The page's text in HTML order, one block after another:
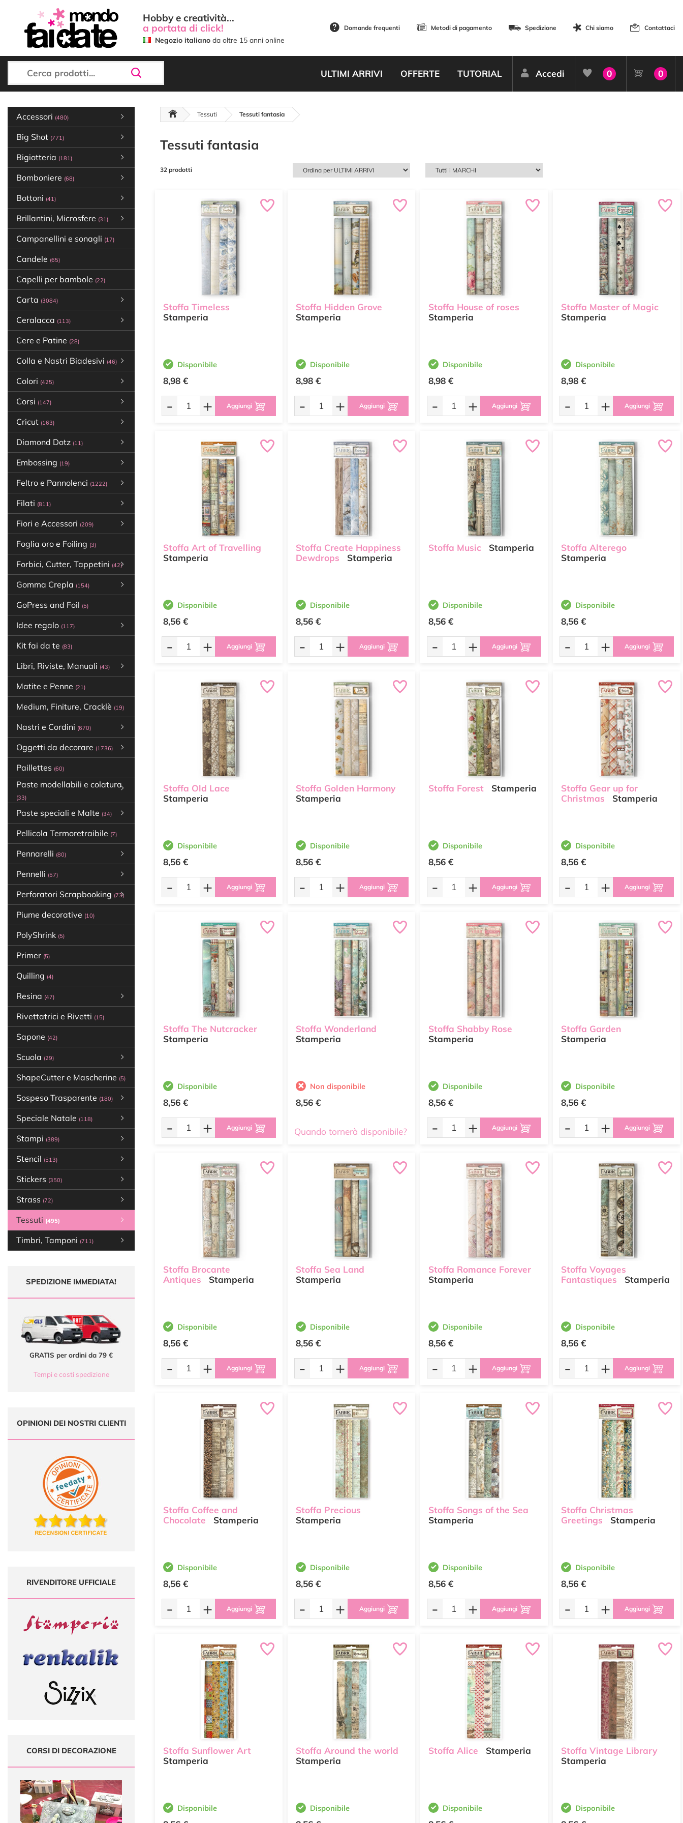
Hobby e creatività...
a portata di click!
Negozio italiano da oltre 15 anni online
Domande frequenti Metodi di pagamento Spedizione Chi siamo Contattaci
ULTIMI ARRIVI OFFERTE TUTORIAL Accedi 0 0
Accessori (480)
Big Shot (771)
Bigiotteria (181)
Bomboniere (68)
Bottoni (41)
Brillantini, Microsfere (31)
Campanellini e sonagli (17)
Candele (65)
Capelli per bambole (22)
Carta (3084)
Ceralacca (113)
Cere e Patine (28)
Colla e Nastri Biadesivi (46)
Colori (425)
Corsi (147)
Cricut (163)
Diamond Dotz (11)
Embossing (19)
Feltro e Pannolenci (1222)
Filati (811)
Fiori e Accessori (209)
Foglia oro e Foiling (3)
Forbici, Cutter, Tappetini (42)
Gomma Crepla (154)
GoPress and Foil (5)
Idee regalo (117)
Kit fai da te (83)
Libri, Riviste, Manuali (43)
Matite e Penne (21)
Medium, Finiture, Cracklè (19)
Nastri e Cordini (670)
Oggetti da decorare (1736)
Paillettes (60)
Paste modellabili e colatura
(33)
Paste speciali e Malte (34)
Pellicola Termoretraibile (7)
Pennarelli (80)
Pennelli (57)
Perforatori Scrapbooking (73)
Piume decorative (10)
PolyShrink (5)
Primer (5)
Quilling (4)
Resina (47)
Rivettatrici e Rivetti (15)
Sapone (42)
Scuola (29)
ShapeCutter e Mascherine (5)
Sospeso Trasparente (180)
Speciale Natale (118)
Stampi (389)
Stencil (513)
Stickers (350)
Strass (72)
Tessuti (495)
Timbri, Tamponi (711)
SPEDIZIONE IMMEDIATA!
GRATIS per ordini da 79 €
Tempi e costi spedizione
OPINIONI DEI NOSTRI CLIENTI
RIVENDITORE UFFICIALE
CORSI DI DECORAZIONE
Tessuti Tessuti fantasia
Tessuti fantasia
32 prodotti
Stoffa Timeless
Stamperia
Disponibile
8,98 €
- + Aggiungi
Stoffa Hidden Grove
Stamperia
Disponibile
8,98 €
- + Aggiungi
Stoffa House of roses
Stamperia
Disponibile
8,98 €
- + Aggiungi
Stoffa Master of Magic
Stamperia
Disponibile
8,98 €
- + Aggiungi
Stoffa Art of Travelling
Stamperia
Disponibile
8,56 €
- + Aggiungi
Stoffa Create Happiness
Dewdrops
Stamperia
Disponibile
8,56 €
- + Aggiungi
Stoffa Music Stamperia
Disponibile
8,56 €
- + Aggiungi
Stoffa Alterego
Stamperia
Disponibile
8,56 €
- + Aggiungi
Stoffa Old Lace
Stamperia
Disponibile
8,56 €
- + Aggiungi
Stoffa Golden Harmony
Stamperia
Disponibile
8,56 €
- + Aggiungi
Stoffa Forest Stamperia
Disponibile
8,56 €
- + Aggiungi
Stoffa Gear up for
Christmas
Stamperia
Disponibile
8,56 €
- + Aggiungi
Stoffa The Nutcracker
Stamperia
Disponibile
8,56 €
- + Aggiungi
Stoffa Wonderland
Stamperia
Non disponibile
8,56 €
Quando tornerà disponibile?
Stoffa Shabby Rose
Stamperia
Disponibile
8,56 €
- + Aggiungi
Stoffa Garden
Stamperia
Disponibile
8,56 €
- + Aggiungi
Stoffa Brocante
Antiques
Stamperia
Disponibile
8,56 €
- + Aggiungi
Stoffa Sea Land
Stamperia
Disponibile
8,56 €
- + Aggiungi
Stoffa Romance Forever
Stamperia
Disponibile
8,56 €
- + Aggiungi
Stoffa Voyages
Fantastiques
Stamperia
Disponibile
8,56 €
- + Aggiungi
Stoffa Coffee and
Chocolate
Stamperia
Disponibile
8,56 €
- + Aggiungi
Stoffa Precious
Stamperia
Disponibile
8,56 €
- + Aggiungi
Stoffa Songs of the Sea
Stamperia
Disponibile
8,56 €
- + Aggiungi
Stoffa Christmas
Greetings
Stamperia
Disponibile
8,56 €
- + Aggiungi
Stoffa Sunflower Art
Stamperia
Disponibile
Stoffa Around the world
Stamperia
Disponibile
Stoffa Alice Stamperia
Disponibile
Stoffa Vintage Library
Stamperia
Disponibile